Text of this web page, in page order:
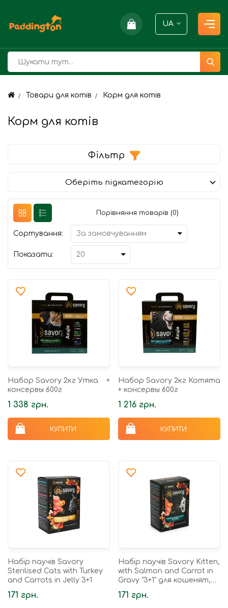
UA
Товари для котів Корм для котiв
Корм для котiв
Фільтр
Оберіть підкатегорію
Порівняння товарів (0)
Сортування:
Показати:
Набор Savory 2кг Утка +
консервы 600г
1 338 грн.
КУПИТИ
Набор Savory 2кг Котята
+ консервы 600г
1 216 грн.
КУПИТИ
Набір паучів Savory
Sterilised Cats with Turkey
and Carrots in Jelly 3+1
171 грн.
Набір паучів Savory Kitten,
with Salmon and Carrot in
Gravy "3+1" для кошенят,
лосось із морквою у соусі,
85 г
171 грн.